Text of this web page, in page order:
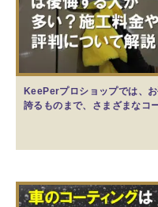
KeePerプロショップでは、
誇るものまで、さまざまなコ